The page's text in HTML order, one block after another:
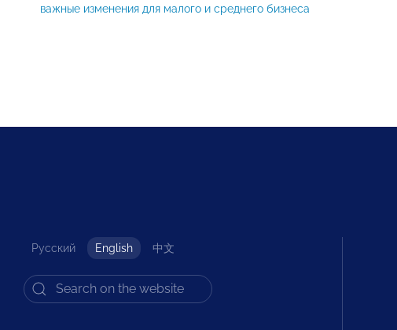
важные изменения для малого и среднего бизнеса
Русский English 中文